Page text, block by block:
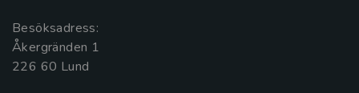
Besöksadress:
Åkergränden 1